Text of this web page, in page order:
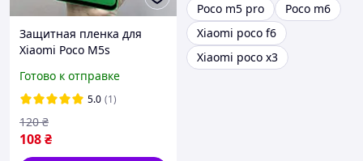
Защитная пленка для
Xiaomi Poco M5s
пленка на телефон сяоми
поко м5с черная c8r
Готово к отправке
5.0 (1)
108₴
120 ₴
Poco m5 pro
Poco m6
Xiaomi poco f6
Xiaomi poco x3